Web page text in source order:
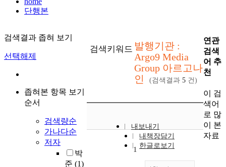
단행본
검색결과 좁혀 보기
선택해제
좁혀본 항목 보기
순서
검색량순
가나다순
저자
박
준 (1)
검색키워드 발행기관 :
Argo9 Media
Group 아르고나
인
(검색결과 5 건)
내보내기
내책장담기
한글로보기
1
연관
검색
어 추
천
이 검
색어
로 많
이 본
자료